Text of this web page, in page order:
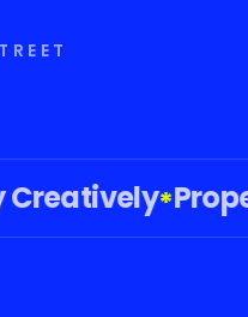
*Propel